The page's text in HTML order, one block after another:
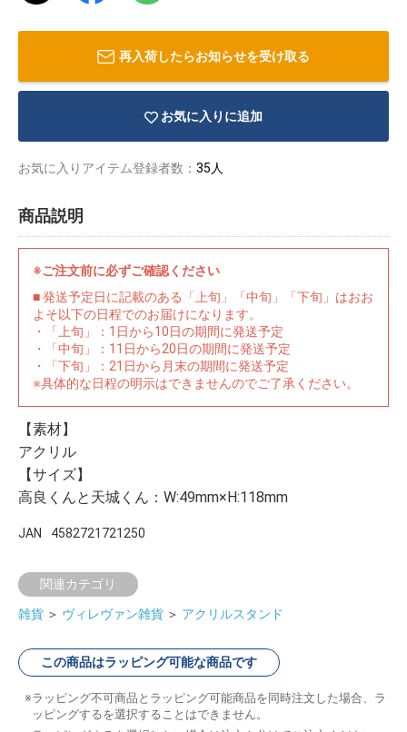
再入荷したらお知らせを受け取る
お気に入りに追加
お気に入りアイテム登録者数： 35人
商品説明
※ご注文前に必ずご確認ください
■ 発送予定日に記載のある「上旬」「中旬」「下旬」はおお
よそ以下の日程でのお届けになります。
・「上旬」：1日から10日の期間に発送予定
・「中旬」：11日から20日の期間に発送予定
・「下旬」：21日から月末の期間に発送予定
※具体的な日程の明示はできませんのでご了承ください。
【素材】
アクリル
【サイズ】
高良くんと天城くん：W:49mm×H:118mm
JAN 4582721721250
関連カテゴリ
雑貨 ＞ ヴィレヴァン雑貨 ＞ アクリルスタンド
この商品はラッピング可能な商品です
ラッピング不可商品とラッピング可能商品を同時注文した場合、ラ
ッピングするを選択することはできません。
イラストレ
アダルトグ